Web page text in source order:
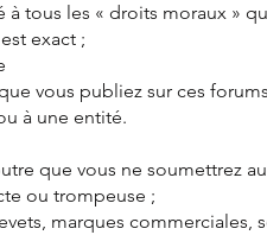
tous les « droits moraux »
exact ;
vous publiez sur ces
à une entité.
que vous ne soumettrez
ou trompeuse ;
marques